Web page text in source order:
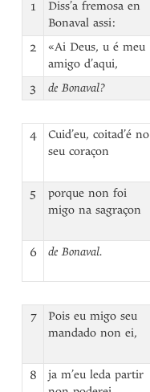
1
Diss’a fremosa en
Bonaval assi:
2
«Ai Deus, u é meu
amigo d’aqui,
3 de Bonaval?
4
Cuid’eu, coitad’é no
seu coraçon
5
porque non foi
migo na sagraçon
6 de Bonaval.
7
Pois eu migo seu
mandado non ei,
8
ja m’eu leda partir